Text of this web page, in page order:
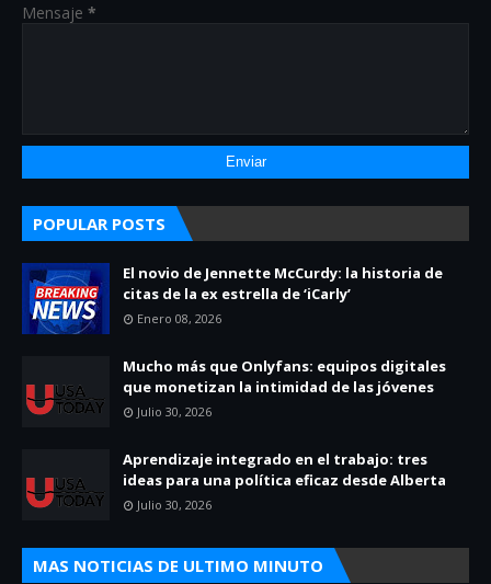
Mensaje *
POPULAR POSTS
El novio de Jennette McCurdy: la historia de
citas de la ex estrella de ‘iCarly’
Enero 08, 2026
Mucho más que Onlyfans: equipos digitales
que monetizan la intimidad de las jóvenes
Julio 30, 2026
Aprendizaje integrado en el trabajo: tres
ideas para una política eficaz desde Alberta
Julio 30, 2026
MAS NOTICIAS DE ULTIMO MINUTO